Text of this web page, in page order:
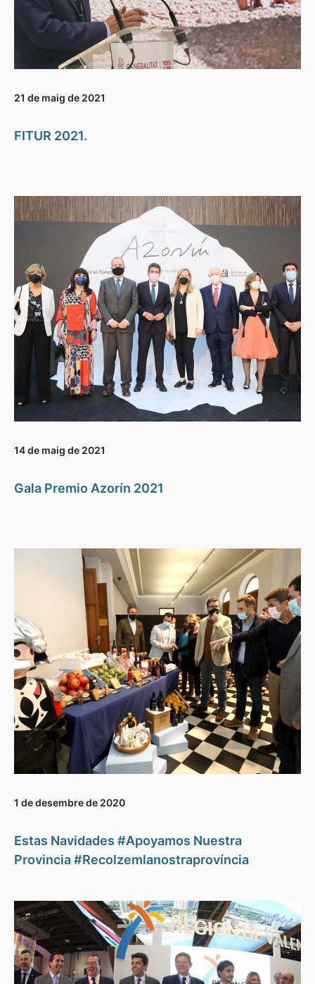
21 de maig de 2021
FITUR 2021.
14 de maig de 2021
Gala Premio Azorín 2021
1 de desembre de 2020
Estas Navidades #Apoyamos Nuestra
Provincia #Recolzemlanostraprovíncia